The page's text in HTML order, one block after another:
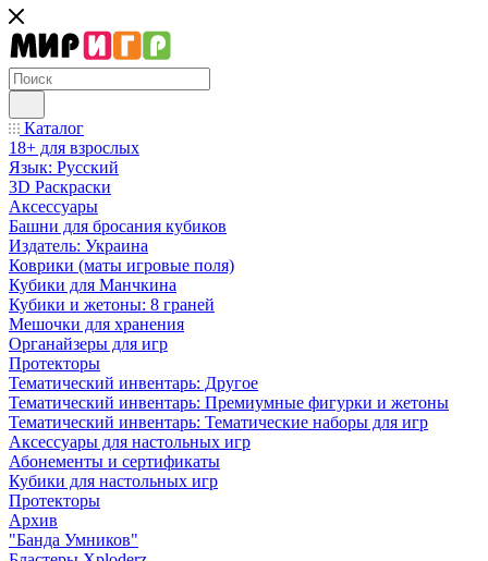
Каталог
18+ для взрослых
Язык: Русский
3D Раскраски
Аксессуары
Башни для бросания кубиков
Издатель: Украина
Коврики (маты игровые поля)
Кубики для Манчкина
Кубики и жетоны: 8 граней
Мешочки для хранения
Органайзеры для игр
Протекторы
Тематический инвентарь: Другое
Тематический инвентарь: Премиумные фигурки и жетоны
Тематический инвентарь: Тематические наборы для игр
Аксессуары для настольных игр
Абонементы и сертификаты
Кубики для настольных игр
Протекторы
Архив
"Банда Умников"